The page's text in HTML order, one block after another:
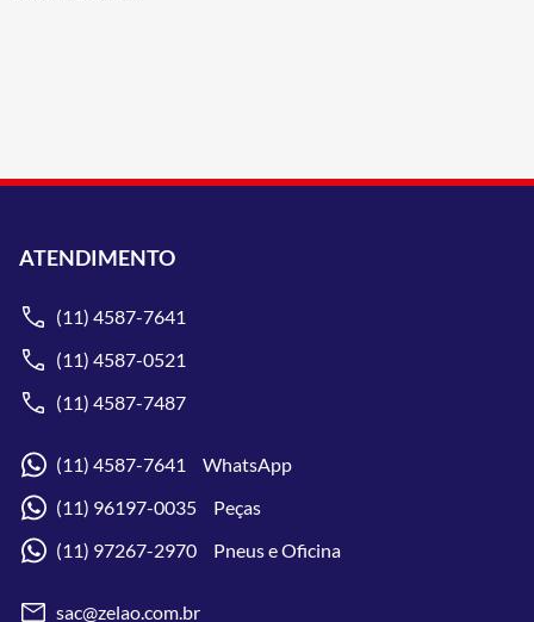
ATENDIMENTO
(11) 4587-7641
(11) 4587-0521
(11) 4587-7487
(11) 4587-7641 WhatsApp
(11) 96197-0035 Peças
(11) 97267-2970 Pneus e Oficina
sac@zelao.com.br